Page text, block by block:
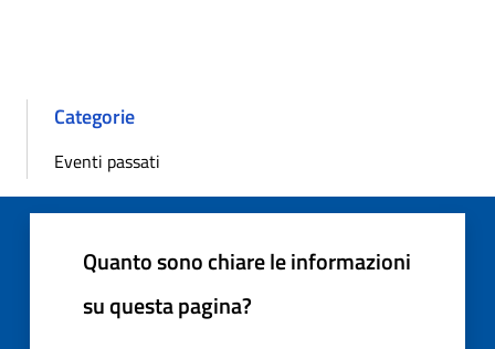
Categorie
Eventi passati
Quanto sono chiare le informazioni
su questa pagina?